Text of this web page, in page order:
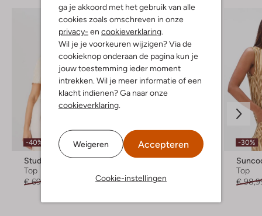
ga je akkoord met het gebruik van alle
cookies zoals omschreven in onze
privacy- en cookieverklaring.
Wil je je voorkeuren wijzigen? Via de
cookieknop onderaan de pagina kun je
jouw toestemming ieder moment
intrekken. Wil je meer informatie of een
klacht indienen? Ga naar onze
cookieverklaring.
Weigeren Accepteren
Cookie-instellingen
-40%
Studio Amaya
Top
€ 69,99
Laatste maten
Grace & Mila
€ 59,99
-30%
Top
€